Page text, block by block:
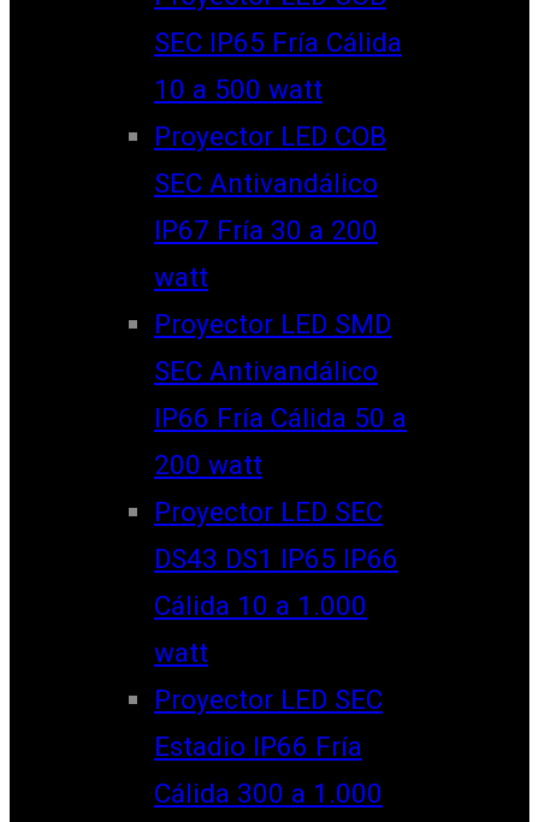
SEC IP65 Fría Cálida
10 a 500 watt
Proyector LED COB
SEC Antivandálico
IP67 Fría 30 a 200
watt
Proyector LED SMD
SEC Antivandálico
IP66 Fría Cálida 50 a
200 watt
Proyector LED SEC
DS43 DS1 IP65 IP66
Cálida 10 a 1.000
watt
Proyector LED SEC
Estadio IP66 Fría
Cálida 300 a 1.000